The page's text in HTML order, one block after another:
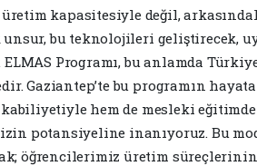
kapasitesiyle değil,
bu teknolojileri geliştirecek,
Programı, bu anlamda
Gaziantep’te bu programın
hem de mesleki
potansiyeline inanıyoruz. Bu
öğrencilerimiz üretim